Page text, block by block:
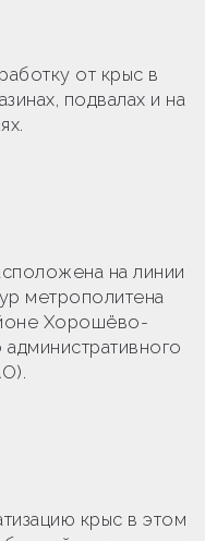
от крыс в
подвалах и на
на линии
метрополитена
Хорошёво-
крыс в этом